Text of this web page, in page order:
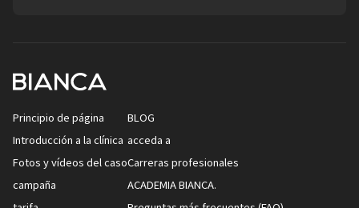
Principio de página
Introducción a la clínica
Fotos y vídeos del caso
campaña
BLOG
acceda a
Carreras profesionales
ACADEMIA BIANCA.